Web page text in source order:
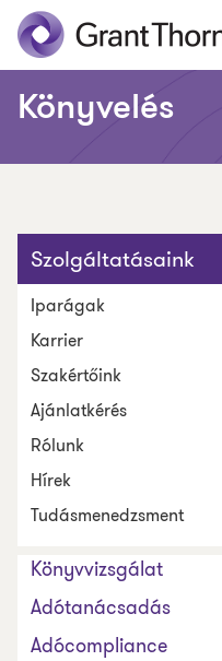
Könyvelés
Szolgáltatásaink
Iparágak
Karrier
Szakértőink
Ajánlatkérés
Rólunk
Hírek
Tudásmenedzsment
Könyvvizsgálat
Adótanácsadás
Adócompliance